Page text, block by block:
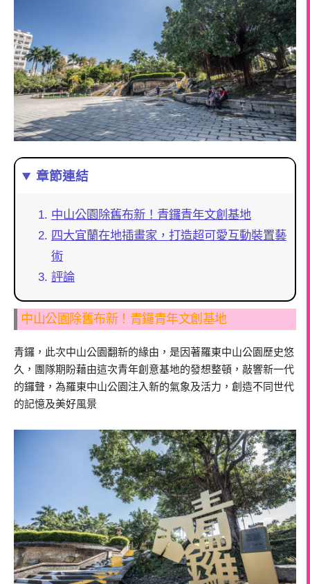
章節連結
中山公園除舊布新！青鑼青年文創基地
四大宜蘭在地插畫家，打造超可愛互動裝置藝
術
評論
中山公園除舊布新！青鑼青年文創基地
青鑼，此次中山公園翻新的緣由，是因著羅東中山公園歷史悠
久，團隊期盼藉由這次青年創意基地的發想整頓，敲響新一代
的鑼聲，為羅東中山公園注入新的氣象及活力，創造不同世代
的記憶及美好風景